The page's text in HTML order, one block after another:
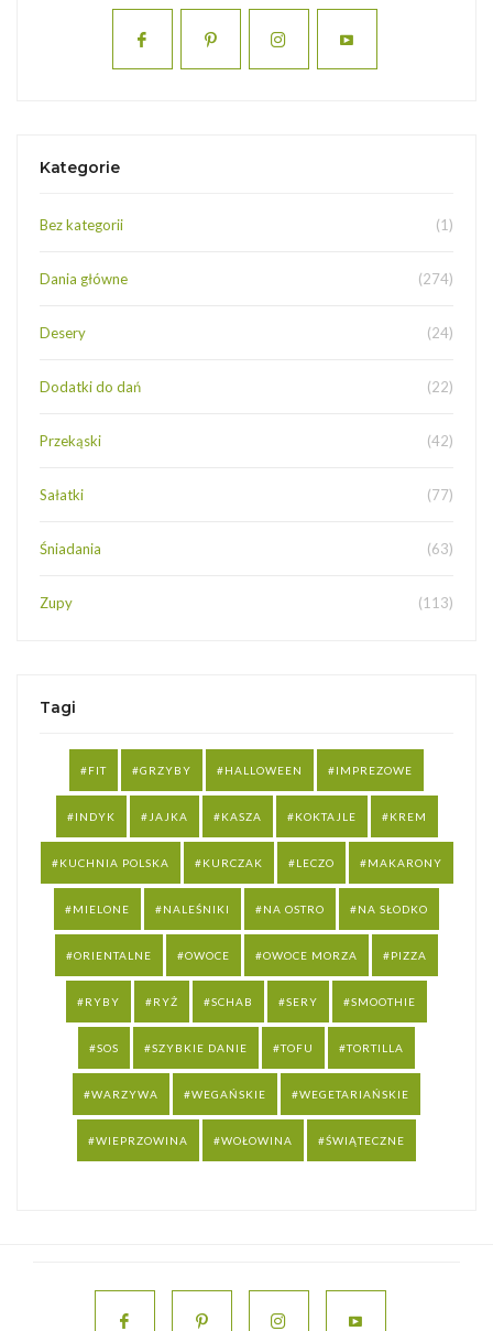
Kategorie
Bez kategorii (1)
Dania główne (274)
Desery (24)
Dodatki do dań (22)
Przekąski (42)
Sałatki (77)
Śniadania (63)
Zupy (113)
Tagi
FIT GRZYBY HALLOWEEN IMPREZOWE
INDYK JAJKA KASZA KOKTAJLE KREM
KUCHNIA POLSKA KURCZAK LECZO MAKARONY
MIELONE NALEŚNIKI NA OSTRO NA SŁODKO
ORIENTALNE OWOCE OWOCE MORZA PIZZA
RYBY RYŻ SCHAB SERY SMOOTHIE
SOS SZYBKIE DANIE TOFU TORTILLA
WARZYWA WEGAŃSKIE WEGETARIAŃSKIE
WIEPRZOWINA WOŁOWINA ŚWIĄTECZNE